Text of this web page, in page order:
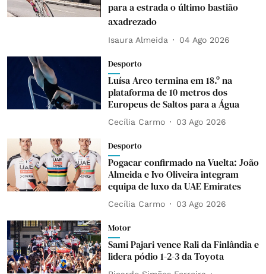
para a estrada o último bastião
axadrezado
Isaura Almeida 04 Ago 2026
Desporto
Luísa Arco termina em 18.º na
plataforma de 10 metros dos
Europeus de Saltos para a Água
Cecília Carmo 03 Ago 2026
Desporto
Pogacar confirmado na Vuelta: João
Almeida e Ivo Oliveira integram
equipa de luxo da UAE Emirates
Cecília Carmo 03 Ago 2026
Motor
Sami Pajari vence Rali da Finlândia e
lidera pódio 1-2-3 da Toyota